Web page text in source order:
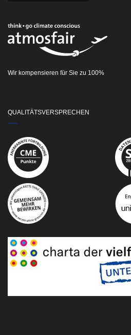
Wir kompensieren für Sie zu 100%
QUALITÄTSVERSPRECHEN